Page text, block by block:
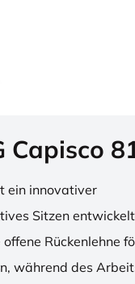
Capisco
ein innovativer
Sitzen
Rückenlehne
während des